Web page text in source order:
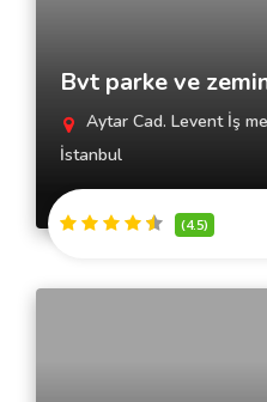
Bvt parke ve
Aytar Cad. Levent İş
İstanbul
(4.5)